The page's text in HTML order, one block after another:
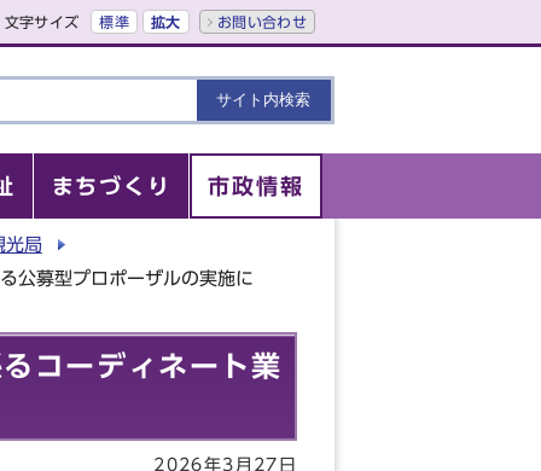
文字サイズ 標準 拡大 お問い合わせ
まちづくり 市政情報
光局
公募型プロポーザルの実施に
コーディネート業
2026年3月27日